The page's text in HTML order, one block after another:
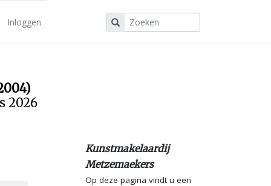
Inloggen
2026
Kunstmakelaardij
Metzemaekers
Op deze pagina vindt u een